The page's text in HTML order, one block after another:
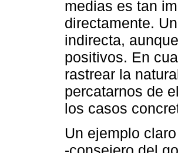
medias es tan
directamente.
indirecta,
positivos. En
rastrear la
percatarnos de
los casos
Un ejemplo